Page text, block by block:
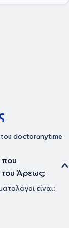
του doctoranytime
που
του Άρεως;
είναι: